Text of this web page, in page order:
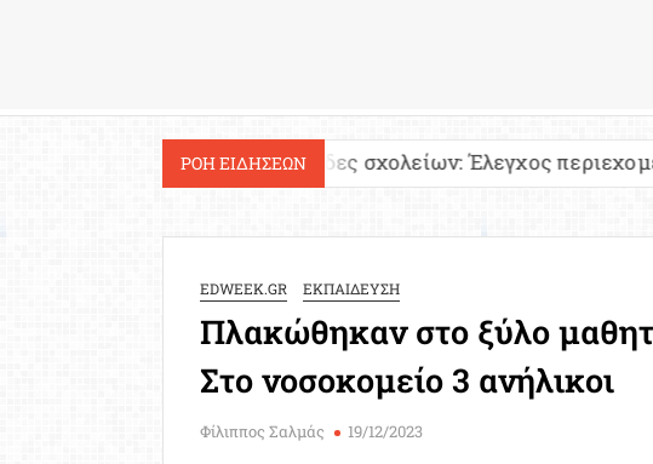
ΡΟΗ ΕΙΔΗΣΕΩΝ
Ιστοσελίδες σχολείων: Έλεγχος περιεχομένου και
EDWEEK.GR ΕΚΠΑΙΔΕΥΣΗ
Πλακώθηκαν στο ξύλο
Στο νοσοκομείο 3 ανήλικοι
Φίλιππος Σαλμάς 19/12/2023